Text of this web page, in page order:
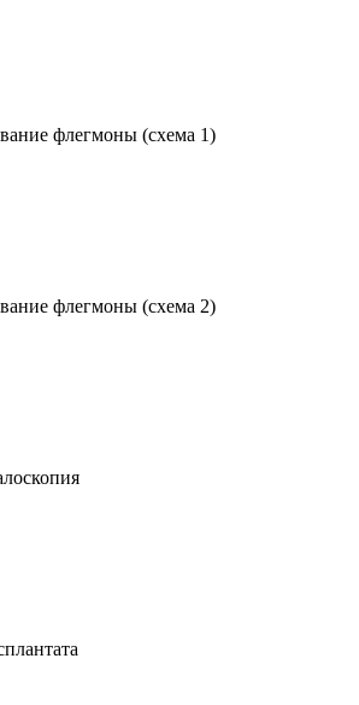
флегмоны (схема 1)
флегмоны (схема 2)